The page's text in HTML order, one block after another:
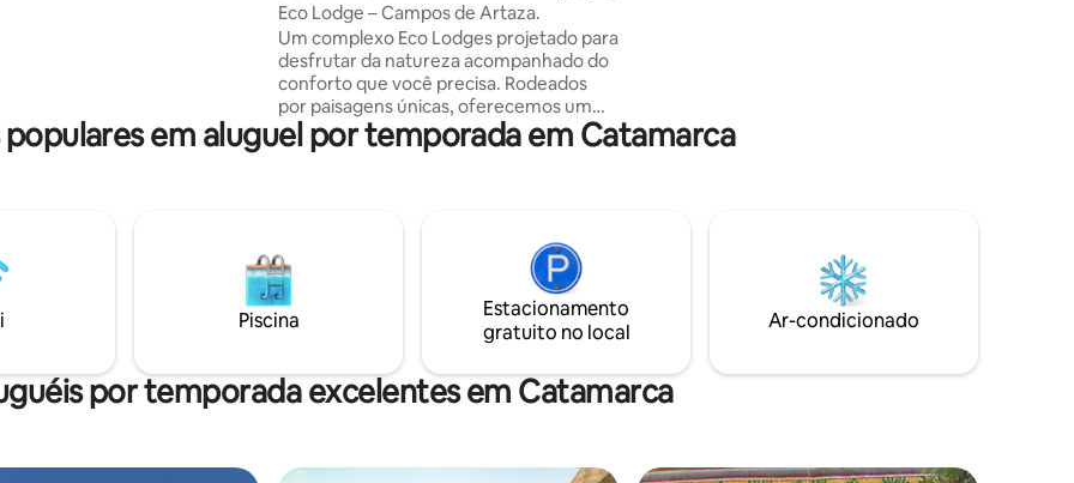
Eco Lodge – Campos de Artaza.
Um complexo Eco Lodges projetado para
desfrutar da natureza acompanhado do
conforto que você precisa. Rodeados
por paisagens únicas, oferecemos um
espaço ideal para descanso, aventura e
diversão em família. Eles estão
Piscina ao ar livre Passeios de bicicleta
elétrica Passeios a cavalo Espaço de
entretenimento Fogonero à sua
disposição. Arthza é o lugar perfeito!
em aluguel por temporada em Catamarca
Piscina
Estacionamento
gratuito no local
Ar-condicionado
por temporada excelentes em Catamarca